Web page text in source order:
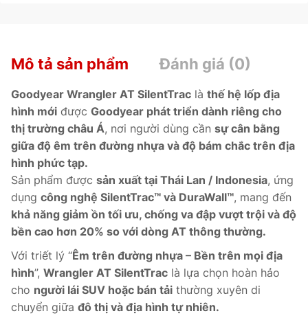
Mô tả sản phẩm Đánh giá (0)
Goodyear Wrangler AT SilentTrac là thế hệ lốp địa
hình mới được Goodyear phát triển dành riêng cho
thị trường châu Á, nơi người dùng cần sự cân bằng
giữa độ êm trên đường nhựa và độ bám chắc trên địa
hình phức tạp.
Sản phẩm được sản xuất tại Thái Lan / Indonesia, ứng
dụng công nghệ SilentTrac™ và DuraWall™, mang đến
khả năng giảm ồn tối ưu, chống va đập vượt trội và độ
bền cao hơn 20% so với dòng AT thông thường.
Với triết lý “Êm trên đường nhựa – Bền trên mọi địa
hình”, Wrangler AT SilentTrac là lựa chọn hoàn hảo
cho người lái SUV hoặc bán tải thường xuyên di
chuyển giữa đô thị và địa hình tự nhiên.